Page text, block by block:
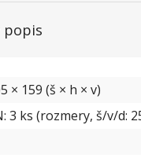
popis
× 159 (š × h × v)
3 ks (rozmery, š/v/d: